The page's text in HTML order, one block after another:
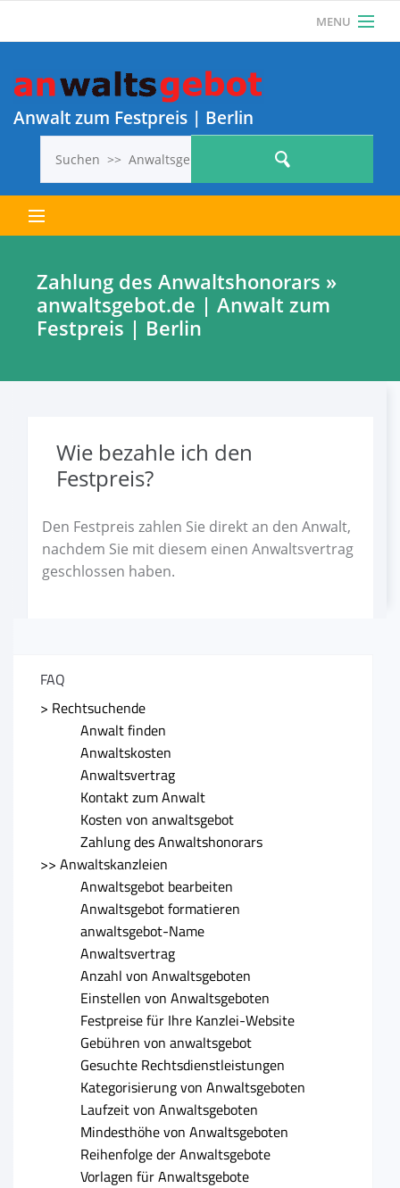
MENU
Anwalt? Jetzt KOSTENLOS REGISTRIEREN und 1
ANWALTSGEBOT KOSTENLOS VERÖFFENTLICHEN!
Anwalt zum Festpreis | Berlin
Alle Anwaltsgebote
Als Anwalt registrieren
Inhalt melden
Kontakt
Zahlung des Anwaltshonorars »
anwaltsgebot.de | Anwalt zum
Festpreis | Berlin
Wie bezahle ich den
Festpreis?
Den Festpreis zahlen Sie direkt an den Anwalt,
nachdem Sie mit diesem einen Anwaltsvertrag
geschlossen haben.
FAQ
> Rechtsuchende
Anwalt finden
Anwaltskosten
Anwaltsvertrag
Kontakt zum Anwalt
Kosten von anwaltsgebot
Zahlung des Anwaltshonorars
>> Anwaltskanzleien
Anwaltsgebot bearbeiten
Anwaltsgebot formatieren
anwaltsgebot-Name
Anwaltsvertrag
Anzahl von Anwaltsgeboten
Einstellen von Anwaltsgeboten
Festpreise für Ihre Kanzlei-Website
Gebühren von anwaltsgebot
Gesuchte Rechtsdienstleistungen
Kategorisierung von Anwaltsgeboten
Laufzeit von Anwaltsgeboten
Mindesthöhe von Anwaltsgeboten
Reihenfolge der Anwaltsgebote
Vorlagen für Anwaltsgebote